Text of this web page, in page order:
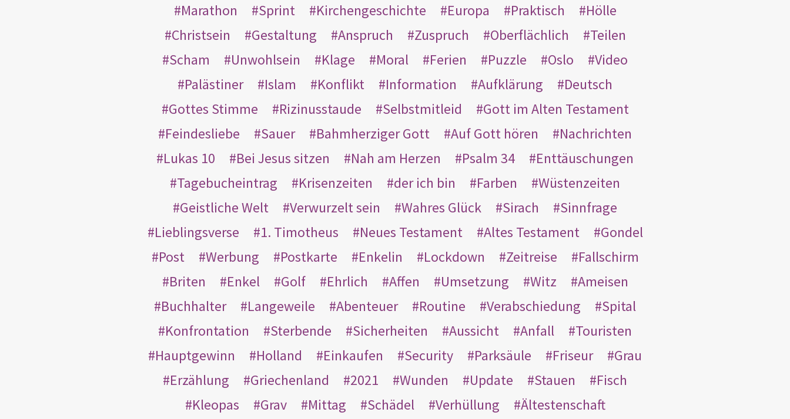
Marathon
Sprint Kirchengeschichte Europa Praktisch
Hölle
Christsein
Gestaltung Anspruch Zuspruch Oberflächlich
Teilen
Scham
Unwohlsein Klage Moral Ferien Puzzle Oslo
Video
Palästiner
Islam Konflikt Information Aufklärung
Deutsch
Gottes Stimme
Rizinusstaude Selbstmitleid
Gott im Alten Testament
Feindesliebe
Sauer Bahmherziger Gott Auf Gott hören
Nachrichten
Lukas 10
Bei Jesus sitzen Nah am Herzen Psalm 34
Enttäuschungen
Tagebucheintrag
Krisenzeiten der ich bin Farben
Wüstenzeiten
Geistliche Welt
Verwurzelt sein Wahres Glück Sirach
Sinnfrage
Lieblingsverse
1. Timotheus Neues Testament Altes Testament
Gondel
Post
Werbung Postkarte Enkelin Lockdown Zeitreise
Fallschirm
Briten
Enkel Golf Ehrlich Affen Umsetzung Witz
Ameisen
Buchhalter
Langeweile Abenteuer Routine Verabschiedung
Spital
Konfrontation
Sterbende Sicherheiten Aussicht Anfall
Touristen
Hauptgewinn
Holland Einkaufen Security Parksäule Friseur
Grau
Erzählung
Griechenland 2021 Wunden Update Stauen
Fisch
Kleopas
Grav Mittag Schädel Verhüllung
Ältestenschaft